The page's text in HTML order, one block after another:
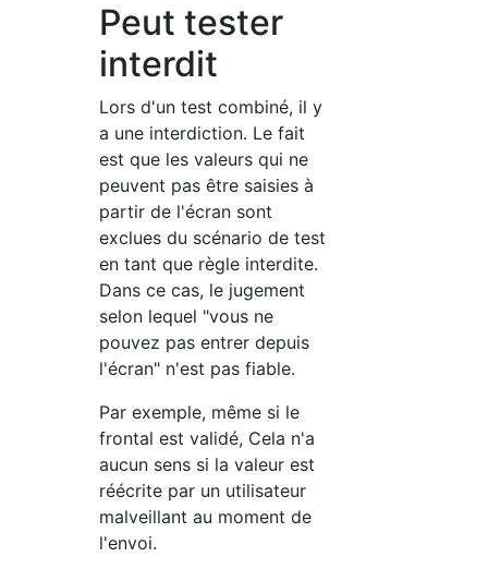
Peut tester
interdit
Lors d'un test combiné, il y
a une interdiction. Le fait
est que les valeurs qui ne
peuvent pas être saisies à
partir de l'écran sont
exclues du scénario de test
en tant que règle interdite.
Dans ce cas, le jugement
selon lequel "vous ne
pouvez pas entrer depuis
l'écran" n'est pas fiable.
Par exemple, même si le
frontal est validé, Cela n'a
aucun sens si la valeur est
réécrite par un utilisateur
malveillant au moment de
l'envoi.